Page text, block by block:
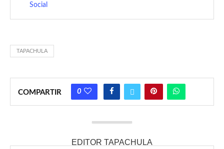
Social
TAPACHULA
COMPARTIR 0
EDITOR TAPACHULA